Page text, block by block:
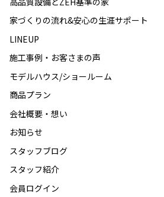
家づくりの流れ&安心の生涯サポート
LINEUP
施工事例・お客さまの声
モデルハウス/ショールーム
商品プラン
会社概要・想い
お知らせ
スタッフブログ
スタッフ紹介
会員ログイン